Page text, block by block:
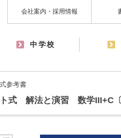
会社案内・採用情報
中学校
参考書
式 解法と演習 数学III+C〔